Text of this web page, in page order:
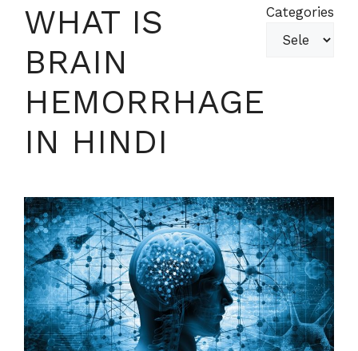
WHAT IS
BRAIN
HEMORRHAGE
IN HINDI
Categories